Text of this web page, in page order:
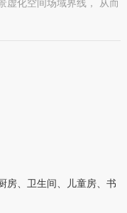
虚化空间场域界线， 从而
房、卫生间、儿童房、书